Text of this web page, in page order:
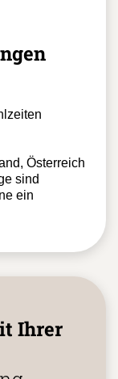
Österreich
sind
ein
Ihrer